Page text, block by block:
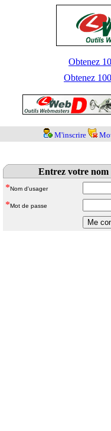
Obtenez
Obtenez
M'inscrire
Entrez votre nom
*Nom d'usager
*Mot de passe